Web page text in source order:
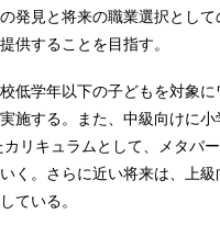
発見と将来の職業選択として
供することを目指す。
低学年以下の子どもを対象
施する。また、中級向けに
リキュラムとして、メタバ
く。さらに近い将来は、上
ている。